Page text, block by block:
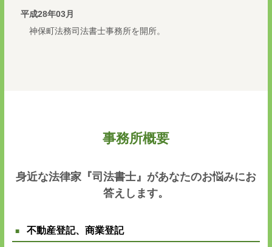
平成28年03月
神保町法務司法書士事務所を開所。
事務所概要
身近な法律家『司法書士』があなたのお悩みにお
答えします。
不動産登記、商業登記